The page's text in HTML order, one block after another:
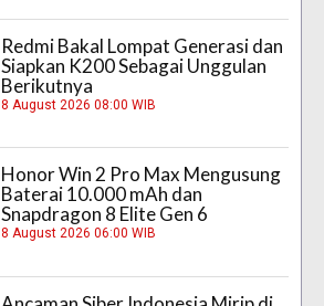
Redmi Bakal Lompat Generasi dan
Siapkan K200 Sebagai Unggulan
Berikutnya
8 August 2026 08:00 WIB
Honor Win 2 Pro Max Mengusung
Baterai 10.000 mAh dan
Snapdragon 8 Elite Gen 6
8 August 2026 06:00 WIB